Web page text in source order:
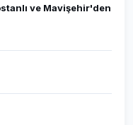
ve Mavişehir'den